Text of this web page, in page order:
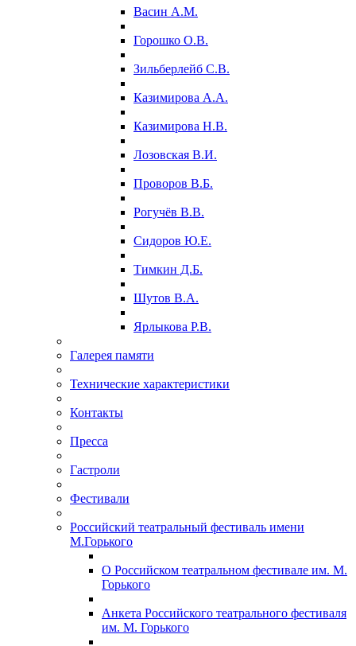
Васин А.М.
Горошко О.В.
Зильберлейб С.В.
Казимирова А.А.
Казимирова Н.В.
Лозовская В.И.
Проворов В.Б.
Рогучёв В.В.
Сидоров Ю.Е.
Тимкин Д.Б.
Шутов В.А.
Ярлыкова Р.В.
Галерея памяти
Технические характеристики
Контакты
Пресса
Гастроли
Фестивали
Российский театральный фестиваль имени
М.Горького
О Российском театральном фестивале им. М.
Горького
Анкета Российского театрального фестиваля
им. М. Горького